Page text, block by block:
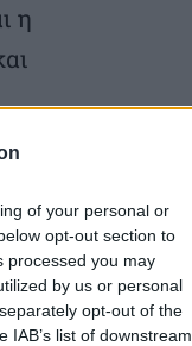
of your personal or
opt-out section to
processed you may
by us or personal
opt-out of the
list of downstream
η